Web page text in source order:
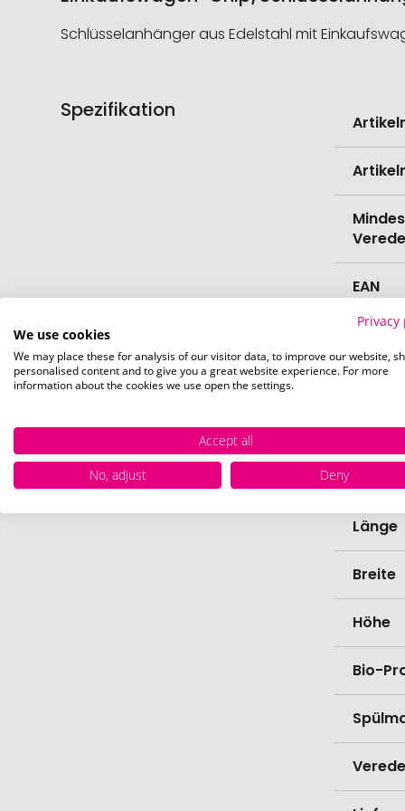
Schlüsselanhänger aus Edelstahl mit
Spezifikation
EAN
Farbe
Länge
Breite
Höhe
Bio-
Privacy
We use cookies
We may place these for analysis of our visitor data, to improve our website,
personalised content and to give you a great website experience. For more
information about the cookies we use open the settings.
Accept all
No, adjust
Deny